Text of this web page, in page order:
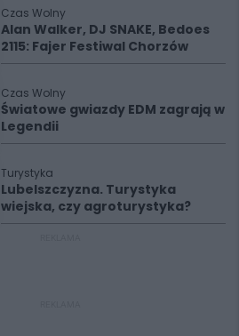
Czas Wolny
Alan Walker, DJ SNAKE, Bedoes
2115: Fajer Festiwal Chorzów
Czas Wolny
Światowe gwiazdy EDM zagrają w
Legendii
Turystyka
Lubelszczyzna. Turystyka
wiejska, czy agroturystyka?